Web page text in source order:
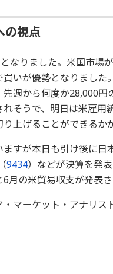
の視点
なりました。米国市場
いが優勢となりまし
週から何度か28,000
そうで、明日は米雇
上げることができるか
すが本日も引け後に日
9434）などが決算を発
月の米貿易収支が発表さ
マーケット・アナリス